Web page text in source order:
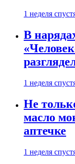
1 неделя
В
1 неделя
Не
масло
аптечке
1 неделя